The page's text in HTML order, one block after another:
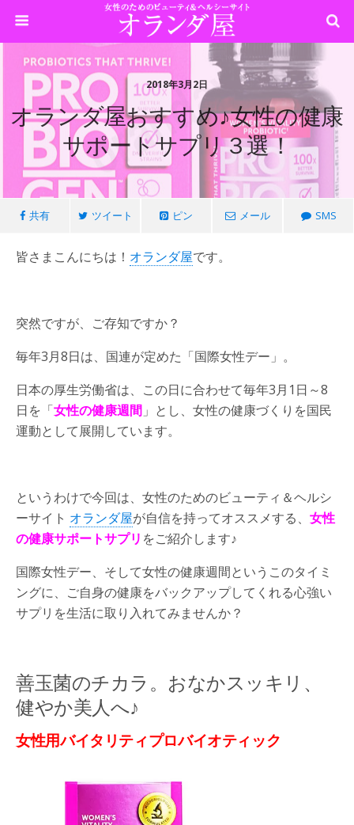
2018年3月2日
オランダ屋おすすめ♪女性の健康
サポートサプリ３選！
共有 ツイート ピン メール SMS
皆さまこんにちは！ オランダ屋です。
突然ですが、ご存知ですか？
毎年3月8日は、国連が定めた「国際女性デー」。
日本の厚生労働省は、この日に合わせて毎年3月1日～8
日を「女性の健康週間 」とし、女性の健康づくりを国民
運動として展開しています。
というわけで今回は、女性のためのビューティ＆ヘルシ
ーサイト オランダ屋が自信を持ってオススメする、 女性
の健康サポートサプリ をご紹介します♪
国際女性デー、そして女性の健康週間というこのタイミ
ングに、ご自身の健康をバックアップしてくれる心強い
サプリを生活に取り入れてみませんか？
善玉菌のチカラ。おなかスッキリ、
健やか美人へ♪
女性用バイタリティプロバイオティック